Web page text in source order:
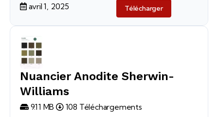
avril 1, 2025 Télécharger
Nuancier Anodite Sherwin-
Williams
9.11 MB 108 Téléchargements